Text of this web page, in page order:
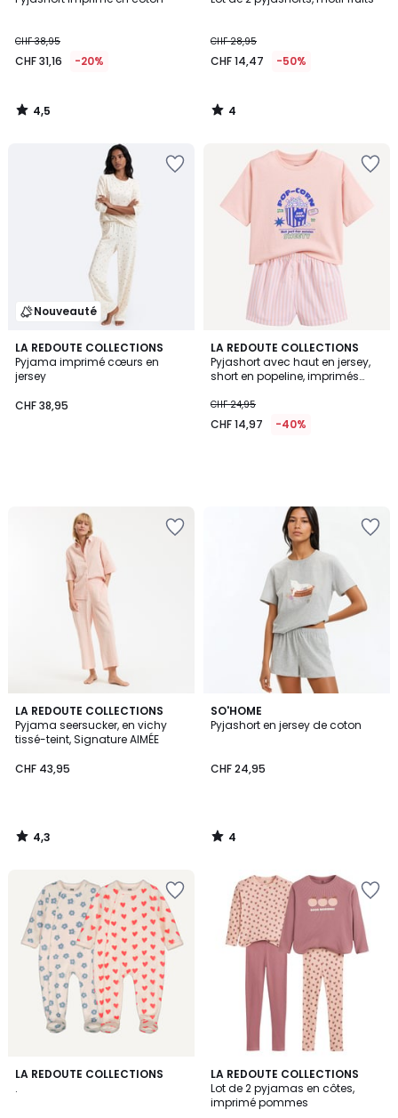
CHF 38,95
CHF 31,16 -20%
4,5
/
CHF 28,95
CHF 14,47 -50%
4
/
Nouveauté
LA REDOUTE COLLECTIONS
Pyjama imprimé cœurs en
jersey
CHF 38,95
LA REDOUTE COLLECTIONS
Pyjashort avec haut en jersey,
short en popeline, imprimés
CHF 24,95
CHF 14,97 -40%
LA REDOUTE COLLECTIONS
Pyjama seersucker, en vichy
tissé-teint, Signature AIMÉE
CHF 43,95
4,3
/ 5
4,3
/
SO'HOME
Pyjashort en jersey de coton
CHF 24,95
4
/
4
/
LA REDOUTE COLLECTIONS
.
2,7
LA REDOUTE COLLECTIONS
Lot de 2 pyjamas en côtes,
imprimé pommes
3,8
/ 5